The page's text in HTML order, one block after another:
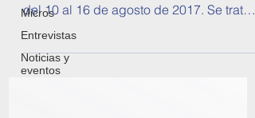
Micros
Entrevistas
Noticias y
eventos
del 10 al 16 de agosto de 2017. Se tratan
temas sobre...